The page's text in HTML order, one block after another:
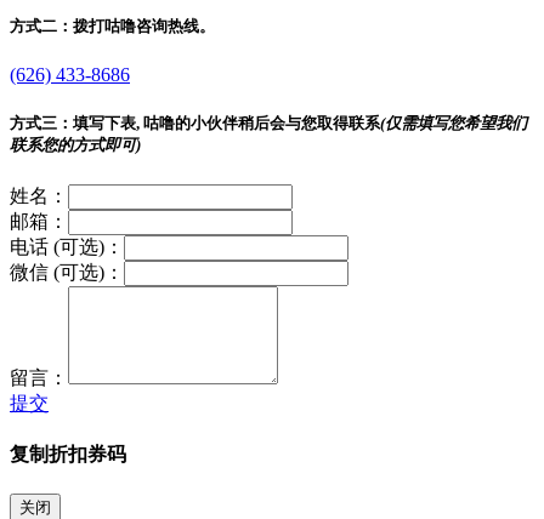
方式二： 拨打咕噜咨询热线。
(626) 433-8686
方式三： 填写下表, 咕噜的小伙伴稍后会与您取得联系(仅需填写您希望我们
联系您的方式即可)
姓名：
邮箱：
电话 (可选)：
微信 (可选)：
留言：
提交
复制折扣券码
关闭